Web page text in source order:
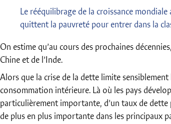
Le rééquilibrage de la croissance
quittent la pauvreté pour entrer dans la
On estime qu’au cours des prochaines
Chine et de l’Inde.
Alors que la crise de la dette limite
consommation intérieure. Là où les pays
particulièrement importante, d’un taux de dette
de plus en plus importante dans les principaux